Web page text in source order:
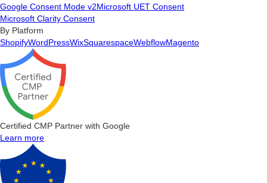
Google Consent Mode v2Microsoft UET Consent
Microsoft Clarity Consent
By Platform
ShopifyWordPressWixSquarespaceWebflowMagento
Certified CMP Partner with Google
Learn more